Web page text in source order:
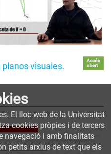
planos visuales.
Accés
obert
El lloc web de la Universitat
cookies pròpies i de tercers
navegació i amb finalitats
petits arxius de text que els